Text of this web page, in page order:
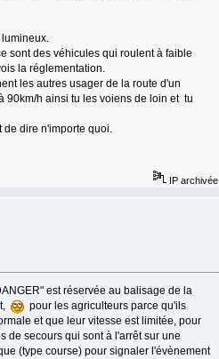
sont des véhicules qui roulent à faible
la réglementation.
les autres usager de la route d'un
90km/h ainsi tu les voiens de loin et tu
de dire n'importe quoi.
IP archivée
est réservée au balisage de la
pour les agriculteurs parce qu'ils
et que leur vitesse est limitée, pour
de secours qui sont à l'arrêt sur une
(type course) pour signaler l'évènement